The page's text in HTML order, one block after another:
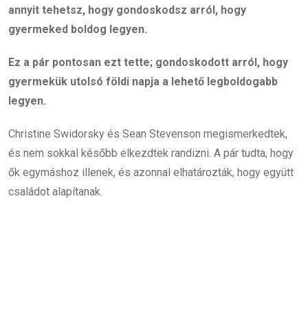
annyit tehetsz, hogy gondoskodsz arról, hogy
gyermeked boldog legyen.
Ez a pár pontosan ezt tette; gondoskodott arról, hogy
gyermekük utolsó földi napja a lehető legboldogabb
legyen.
Christine Swidorsky és Sean Stevenson megismerkedtek,
és nem sokkal később elkezdtek randizni. A pár tudta, hogy
ők egymáshoz illenek, és azonnal elhatározták, hogy együtt
családot alapítanak.